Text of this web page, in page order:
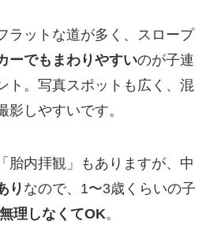
ラットな道が多く、スロープ
ーでもまわりやすいのが子連
ト。写真スポットも広く、混
影しやすいです。
胎内拝観」もありますが、中
り なので、1〜3歳くらいの子
無理しなくてOK。